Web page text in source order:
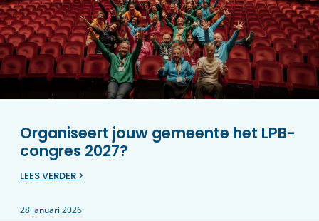
Organiseert jouw gemeente het LPB-
congres 2027?
LEES VERDER >
28 januari 2026